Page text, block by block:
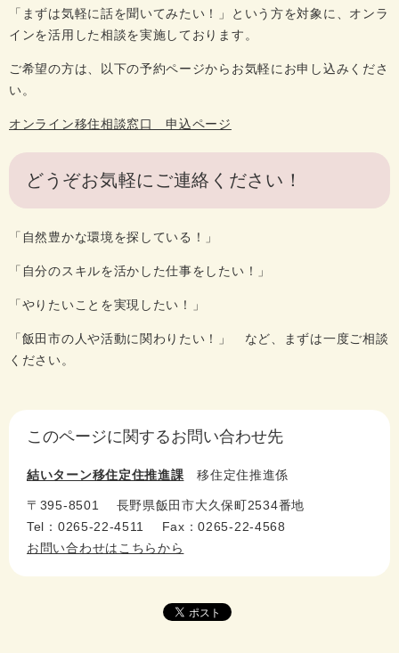
「まずは気軽に話を聞いてみたい！」という方を対象に、オンラ
インを活用した相談を実施しております。
ご希望の方は、以下の予約ページからお気軽にお申し込みくださ
い。
オンライン移住相談窓口 申込ページ
どうぞお気軽にご連絡ください！
「自然豊かな環境を探している！」
「自分のスキルを活かした仕事をしたい！」
「やりたいことを実現したい！」
「飯田市の人や活動に関わりたい！」 など、まずは一度ご相談
ください。
このページに関するお問い合わせ先
結いターン移住定住推進課 移住定住推進係
〒395-8501 長野県飯田市大久保町2534番地
Tel：0265-22-4511 Fax：0265-22-4568
お問い合わせはこちらから